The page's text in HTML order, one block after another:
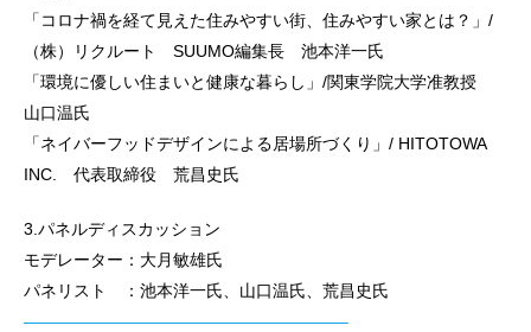
「コロナ禍を経て見えた住みやすい街、住みやすい家とは？」/
（株）リクルート SUUMO編集長 池本洋一氏
「環境に優しい住まいと健康な暮らし」/関東学院大学准教授
山口温氏
「ネイバーフッドデザインによる居場所づくり」/ HITOTOWA
INC. 代表取締役 荒昌史氏
3.パネルディスカッション
モデレーター：大月敏雄氏
パネリスト ：池本洋一氏、山口温氏、荒昌史氏
———————————————————–